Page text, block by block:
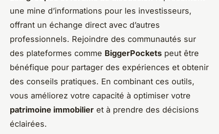
une mine d’informations pour les investisseurs,
offrant un échange direct avec d’autres
professionnels. Rejoindre des communautés sur
des plateformes comme BiggerPockets peut être
bénéfique pour partager des expériences et obtenir
des conseils pratiques. En combinant ces outils,
vous améliorez votre capacité à optimiser votre
patrimoine immobilier et à prendre des décisions
éclairées.